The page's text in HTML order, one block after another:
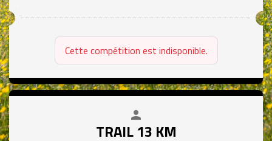
Cette compétition est indisponible.
person
TRAIL 13 KM